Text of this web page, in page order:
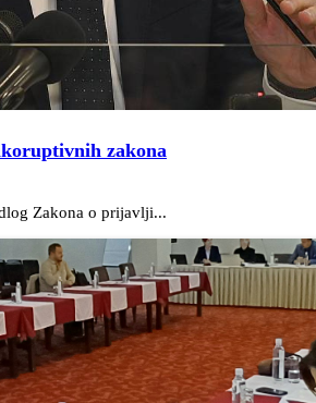
zakona
Zakona o prijavlji...